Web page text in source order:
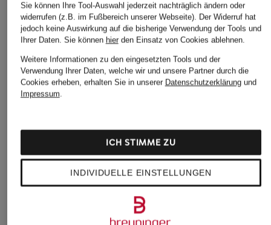
+Aktionsrabatt
WRSTBHVR
Oversized-Hoodie
ONRO 2
adidas Originals
HOODIE
75 €
+Aktionsrabatt
WRSTBHVR
Hoodie HAKO
UNISEX
Sie können Ihre Tool-Auswahl jederzeit nachträglich ändern oder
widerrufen (z.B. im Fußbereich unserer Webseite). Der Widerruf hat
jedoch keine Auswirkung auf die bisherige Verwendung der Tools und
Ihrer Daten. Sie können hierden Einsatz von Cookies ablehnen.
Weitere Informationen zu den eingesetzten Tools und der
Verwendung Ihrer Daten, welche wir und unsere Partner durch die
Cookies erheben, erhalten Sie in unserer Datenschutzerklärungund
Impressum.
INDIVIDUELLE EINSTELLUNGEN
ICH STIMME ZU